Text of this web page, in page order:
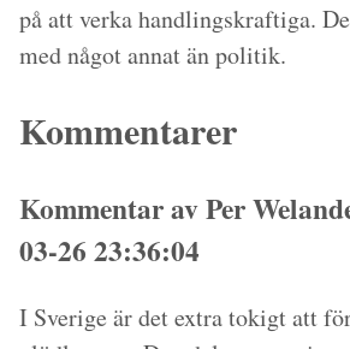
på att verka handlingskraftiga.
med något annat än politik.
Kommentarer
Kommentar av Per
03-26 23:36:04
I Sverige är det extra tokigt att